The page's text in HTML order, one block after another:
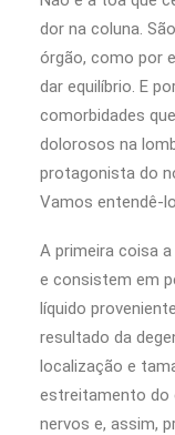
dor na coluna.
órgão, como por
dar equilíbrio. E
comorbidades
dolorosos na
protagonista do
Vamos entendê-
A primeira coisa
e consistem em
líquido
resultado da
localização e
estreitamento do
nervos e, assim,